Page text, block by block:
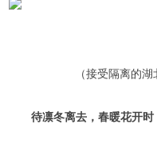
（接受隔离的
待凛冬离去，春暖花开